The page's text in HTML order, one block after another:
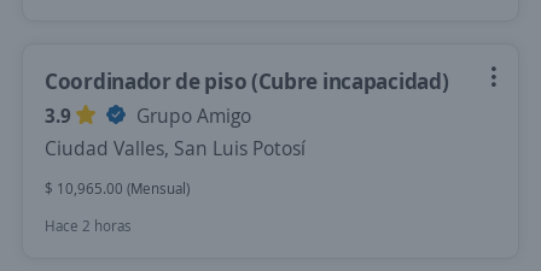
Coordinador de piso (Cubre incapacidad)
3.9
Grupo Amigo
Ciudad Valles, San Luis Potosí
$ 10,965.00 (Mensual)
Hace 2 horas